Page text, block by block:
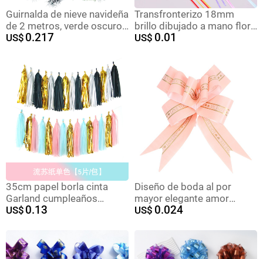
Guirnalda de nieve navideña
de 2 metros, verde oscuro
con borde blanco,
guardería/centro
comercial, tira de colores
US$ 0.217
Transfronterizo 18mm
brillo dibujado a mano flor
monocromo esmerilado
envío gratuito
US$ 0.01
35cm papel borla cinta
Garland cumpleaños
diseño borla cortina DIY
del partido al por mayor
US$ 0.13
Diseño de boda al por
mayor elegante amor
eterno mano tire flor puerta
embalaje arco cinta
US$ 0.024